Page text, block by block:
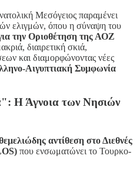
Μεσόγειος παραμένει
ελιγμών, όπου η σύναψη του
την Οριοθέτηση της ΑΟΖ
διαιρετική σκιά,
και διαμορφώνοντας νέες
Αιγυπτιακή Συμφωνία
Η Άγνοια των Νησιών
αντίθεση στο Διεθνές
που ενσωματώνει το Τουρκο-